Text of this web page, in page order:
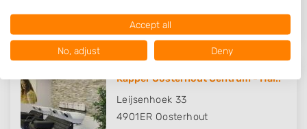
Kapper Oosterhout Centrum - Hai..
Leijsenhoek 33
4901ER Oosterhout
Data may be shared outside of the European Union and send to the
Your consent and the cookie policy applies solely to this website/app.
View Partner List (1016 IAB Vendors)
We use your data for the following purposes:
IAB processing purposes:
Store and/or access information on a device
Accept all
No, adjust Deny